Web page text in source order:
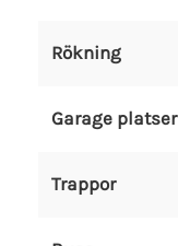
Rökning
Garage platser
Trappor